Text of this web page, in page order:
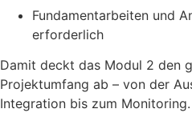
Fundamentarbeiten und
erforderlich
Damit deckt das Modul 2 den
Projektumfang ab – von der
Integration bis zum Monitoring.